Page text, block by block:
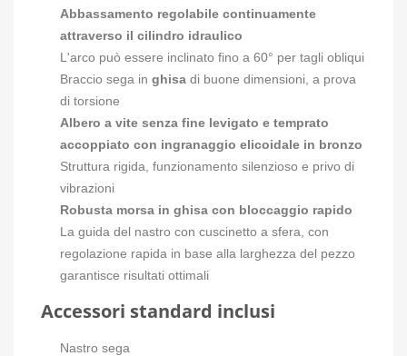
Abbassamento regolabile continuamente
attraverso il cilindro idraulico
L'arco può essere inclinato fino a 60° per tagli obliqui
Braccio sega in ghisa di buone dimensioni, a prova
di torsione
Albero a vite senza fine levigato e temprato
accoppiato con ingranaggio elicoidale in bronzo
Struttura rigida, funzionamento silenzioso e privo di
vibrazioni
Robusta morsa in ghisa con bloccaggio rapido
La guida del nastro con cuscinetto a sfera, con
regolazione rapida in base alla larghezza del pezzo
garantisce risultati ottimali
Accessori standard inclusi
Nastro sega